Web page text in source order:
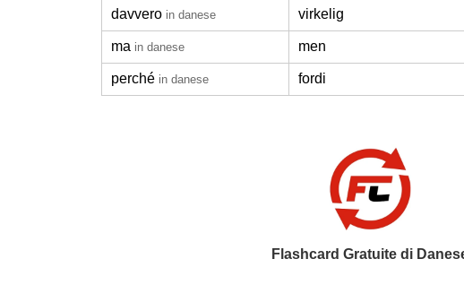
davvero in danese virkelig
ma in danese men
perché in danese fordi
Flashcard Gratuite di